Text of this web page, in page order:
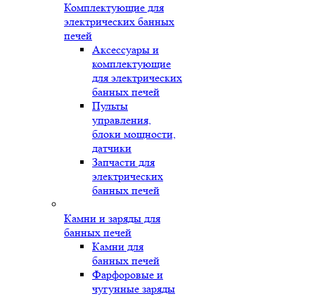
Комплектующие для
электрических банных
печей
Аксессуары и
комплектующие
для электрических
банных печей
Пульты
управления,
блоки мощности,
датчики
Запчасти для
электрических
банных печей
Камни и заряды для
банных печей
Камни для
банных печей
Фарфоровые и
чугунные заряды